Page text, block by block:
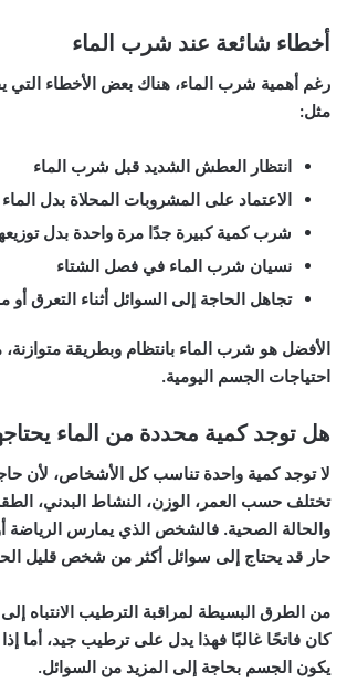
أخطاء شائعة عند شرب الماء
رغم أهمية شرب الماء، هناك بعض الأخطاء التي
مثل:
انتظار العطش الشديد قبل شرب الماء
الاعتماد على المشروبات المحلاة بدل الماء
شرب كمية كبيرة جدًا مرة واحدة بدل
نسيان شرب الماء في فصل الشتاء
تجاهل الحاجة إلى السوائل أثناء التعرق أو
الأفضل هو شرب الماء بانتظام وبطريقة متوازنة،
احتياجات الجسم اليومية.
هل توجد كمية محددة من الماء
لا توجد كمية واحدة تناسب كل الأشخاص، لأن
تختلف حسب العمر، الوزن، النشاط البدني،
والحالة الصحية. فالشخص الذي يمارس
حار قد يحتاج إلى سوائل أكثر من شخص قليل
من الطرق البسيطة لمراقبة الترطيب الانتباه إلى
كان فاتحًا غالبًا فهذا يدل على ترطيب جيد، أما
يكون الجسم بحاجة إلى المزيد من السوائل.